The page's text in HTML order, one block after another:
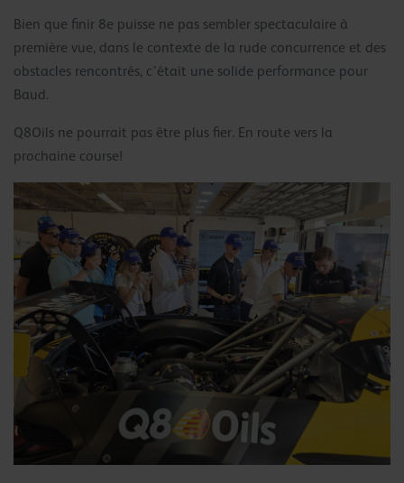
Bien que finir 8e puisse ne pas sembler spectaculaire à
première vue, dans le contexte de la rude concurrence et des
obstacles rencontrés, c’était une solide performance pour
Baud.
Q8Oils ne pourrait pas être plus fier. En route vers la
prochaine course!